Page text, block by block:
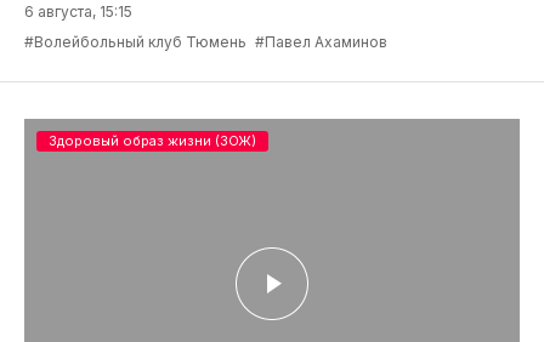
6 августа, 15:15
#Волейбольный клуб Тюмень #Павел Ахаминов
Здоровый образ жизни (ЗОЖ)